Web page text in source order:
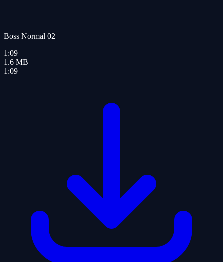
Boss Normal 02
1:09
1.6 MB
1:09